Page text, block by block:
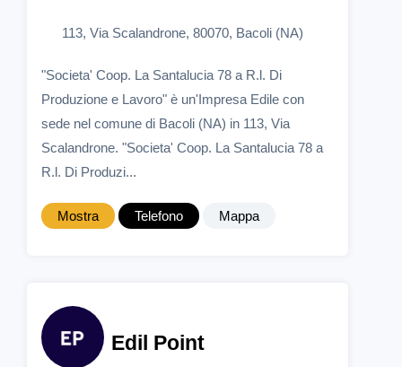
113, Via Scalandrone, 80070, Bacoli (NA)
"Societa' Coop. La Santalucia 78 a R.l. Di
Produzione e Lavoro" è un'Impresa Edile con
sede nel comune di Bacoli (NA) in 113, Via
Scalandrone. "Societa' Coop. La Santalucia 78 a
R.l. Di Produzi...
Mostra Telefono Mappa
Edil Point